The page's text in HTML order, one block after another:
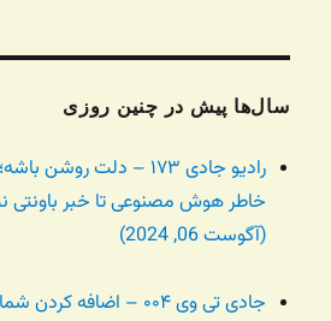
سال‌ها پیش در چنین روزی
رادیو جادی ۱۷۳ – دلت
خاطر هوش مصنوعی تا خبر باونتی
(آگوست 06, 2024)
جادی تی وی ۰۰۴ – اضافه